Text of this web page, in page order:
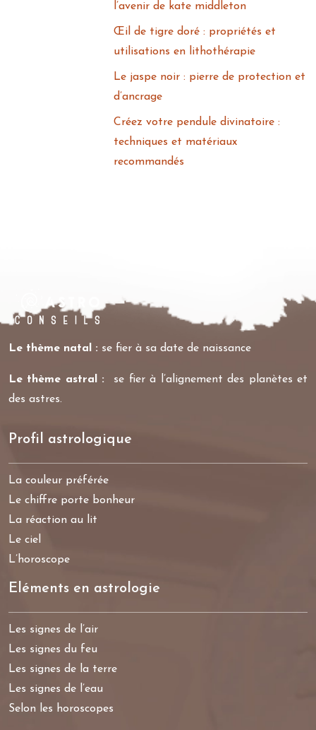
l’avenir de kate middleton
Œil de tigre doré : propriétés et
utilisations en lithothérapie
Le jaspe noir : pierre de protection et
d’ancrage
Créez votre pendule divinatoire :
techniques et matériaux
recommandés
Le thème natal : se fier à sa date de naissance
Le thème astral :
se fier à l’alignement des planètes et
des astres.
Profil astrologique
La couleur préférée
Le chiffre porte bonheur
La réaction au lit
Le ciel
L’horoscope
Eléments en astrologie
Les signes de l’air
Les signes du feu
Les signes de la terre
Les signes de l’eau
Selon les horoscopes